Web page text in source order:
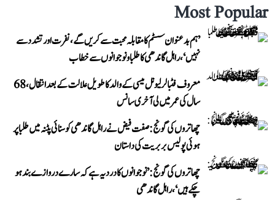
Most Popular
’ہم بدعنوان سسٹم کا مقابلہ محبت سے کریں گے، نفرت اور تشدد سے
نہیں‘، راہل گاندھی کا طلبا و نوجوانوں سے خطاب
معروف فٹبالر لیونل میسی کے والد کا طویل علالت کے بعد انتقال، 68
سال کی عمر میں لی آخری سانس
چھاتروں کی گونج: صفت فیض نے راہل گاندھی کو سنائی پٹنہ میں طلبا پر
ہوئی پولیس بربریت کی داستان
چھاتروں کی گونج: ’نوجوانوں کا درد یہ ہے کہ سارے دروازے بند ہو
چکے ہیں‘، راہل گاندھی